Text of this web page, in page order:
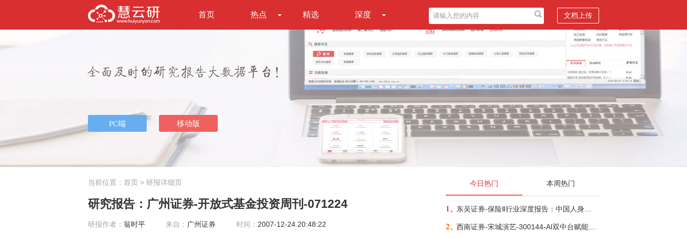
首页 热点 精选 深度 文档上传
当前位置： 首页 > 研报详细页
研究报告：广州证券-开放式基金投资周刊-071224
研报作者： 翁时平 来自： 广州证券 时间： 2007-12-24 20:48:22
今日热门 本周热门
1、
2、